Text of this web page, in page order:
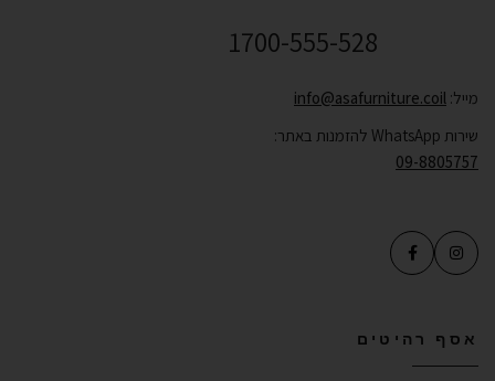
1700-555-528
מייל: info@asafurniture.coil
שירות WhatsApp להזמנות באתר:
09-8805757
אסף רהיטים